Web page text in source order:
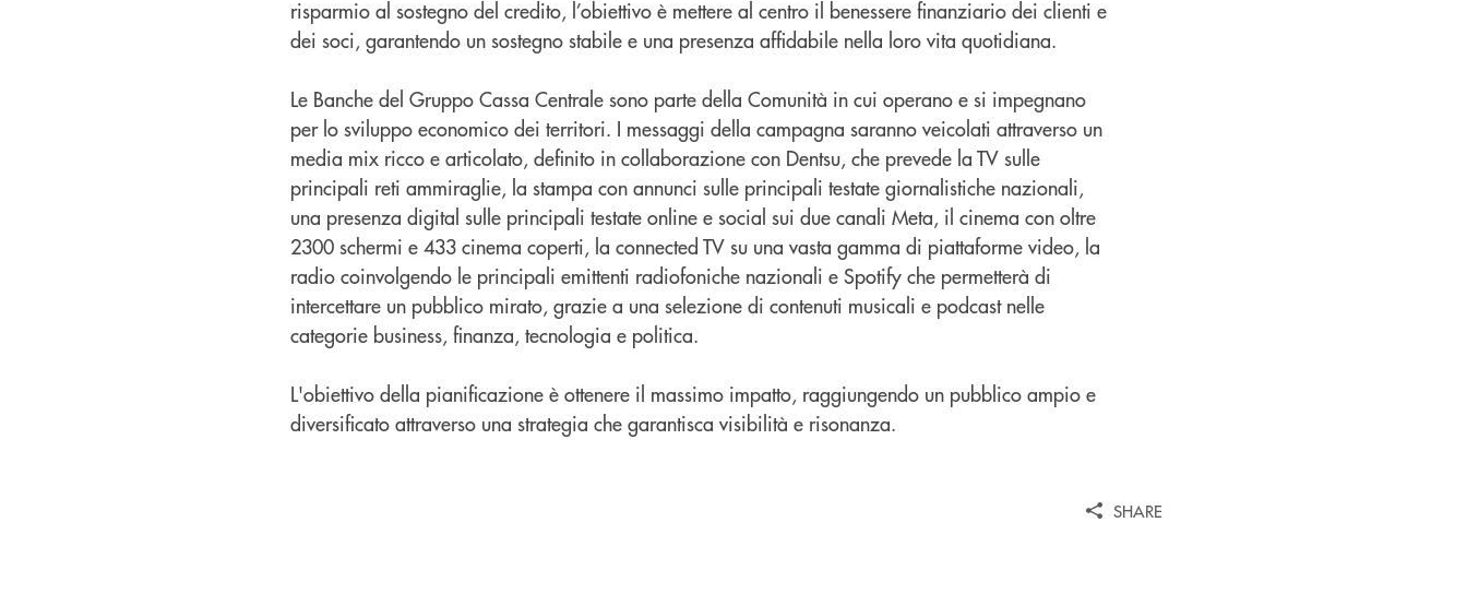
risparmio al sostegno del credito, l’obiettivo è mettere al centro il benessere finanziario dei clienti e
dei soci, garantendo un sostegno stabile e una presenza affidabile nella loro vita quotidiana.
Le Banche del Gruppo Cassa Centrale sono parte della Comunità in cui operano e si impegnano
per lo sviluppo economico dei territori. I messaggi della campagna saranno veicolati attraverso un
media mix ricco e articolato, definito in collaborazione con Dentsu, che prevede la TV sulle
principali reti ammiraglie, la stampa con annunci sulle principali testate giornalistiche nazionali,
una presenza digital sulle principali testate online e social sui due canali Meta, il cinema con oltre
2300 schermi e 433 cinema coperti, la connected TV su una vasta gamma di piattaforme video, la
radio coinvolgendo le principali emittenti radiofoniche nazionali e Spotify che permetterà di
intercettare un pubblico mirato, grazie a una selezione di contenuti musicali e podcast nelle
categorie business, finanza, tecnologia e politica.
L'obiettivo della pianificazione è ottenere il massimo impatto, raggiungendo un pubblico ampio e
diversificato attraverso una strategia che garantisca visibilità e risonanza.
SHARE